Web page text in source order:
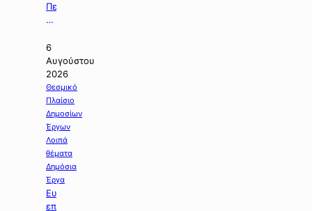
Περιφέρειας
Κεντρικής
με
την
οποία
ματαιώνεται
δημοπρασία
έργου.
6
Αυγούστου
2026
Θεσμικό
Πλαίσιο
Δημοσίων
Έργων
Λοιπά
θέματα
Δημόσια
Έργα
Ευχαριστήριος
επιστολή